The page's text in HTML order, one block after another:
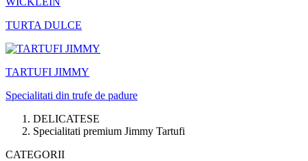
TURTA DULCE
TARTUFI JIMMY
Specialitati din trufe de padure
DELICATESE
Specialitati premium Jimmy Tartufi
CATEGORII